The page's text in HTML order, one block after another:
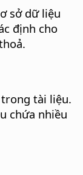
sở dữ liệu
định cho
tài liệu.
chứa nhiều